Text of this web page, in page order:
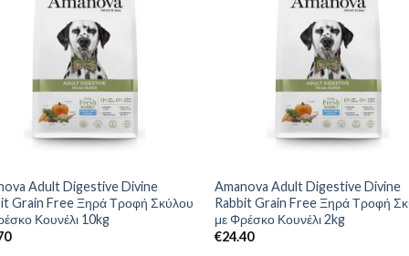
Adult Digestive Divine
Grain Free Ξηρά Τροφή Σκύλου
Κουνέλι 10kg
Amanova Adult Digestive Divine
Rabbit Grain Free Ξηρά Τροφή
με Φρέσκο Κουνέλι 2kg
€24.40